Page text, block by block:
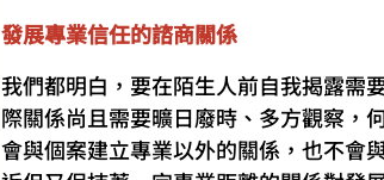
發展專業信任的諮商關係
我們都明白，要在陌生人前自我揭露需
際關係尚且需要曠日廢時、多方觀察，
會與個案建立專業以外的關係，也不會